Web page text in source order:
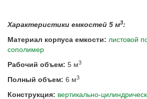
Характеристики емкостей 5 м3:
Материал корпуса емкости: листовой
сополимер
Рабочий объем: 5 м3
Полный объем: 6 м3
Конструкция: вертикально-